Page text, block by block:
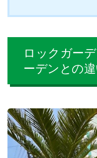
ロックガー
ーデンとの